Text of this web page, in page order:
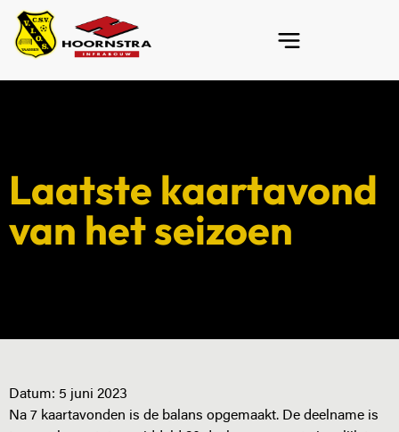
Laatste kaartavond
van het seizoen
Datum: 5 juni 2023
Na 7 kaartavonden is de balans opgemaakt. De deelname is